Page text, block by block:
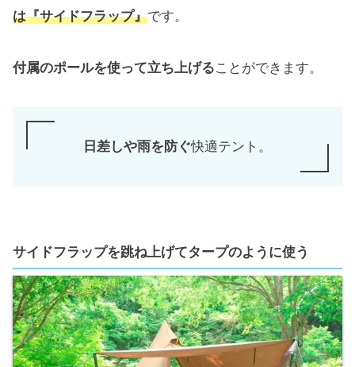
は『サイドフラップ』です。
付属のポールを使って立ち上げることができます。
日差しや雨を防ぐ快適テント。
サイドフラップを跳ね上げてタープのように使う